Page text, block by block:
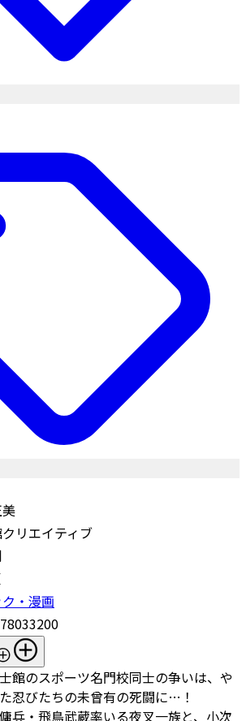
リエイティブ
・漫画
館のスポーツ名門校同士の争いは、や
忍びたちの未曾有の死闘に…！
兵・飛鳥武蔵率いる夜叉一族と、小次